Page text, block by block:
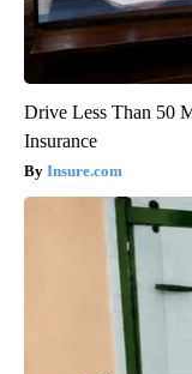
Drive Less Than 50
Insurance
Insure.com